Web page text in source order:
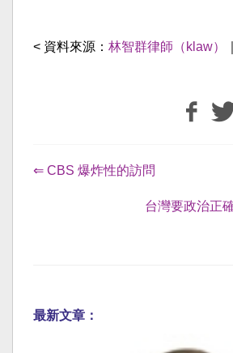
< 資料來源： 林智群律師（klaw）
⇐ CBS 爆炸性的訪問
台灣要政治正
最新文章：